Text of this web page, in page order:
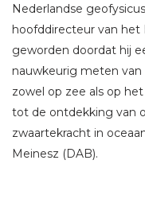
Nederlandse
hoofddirecteur van het
geworden doordat hij
nauwkeurig meten
zowel op zee als op
tot de ontdekking van
zwaartekracht in
Meinesz (DAB).